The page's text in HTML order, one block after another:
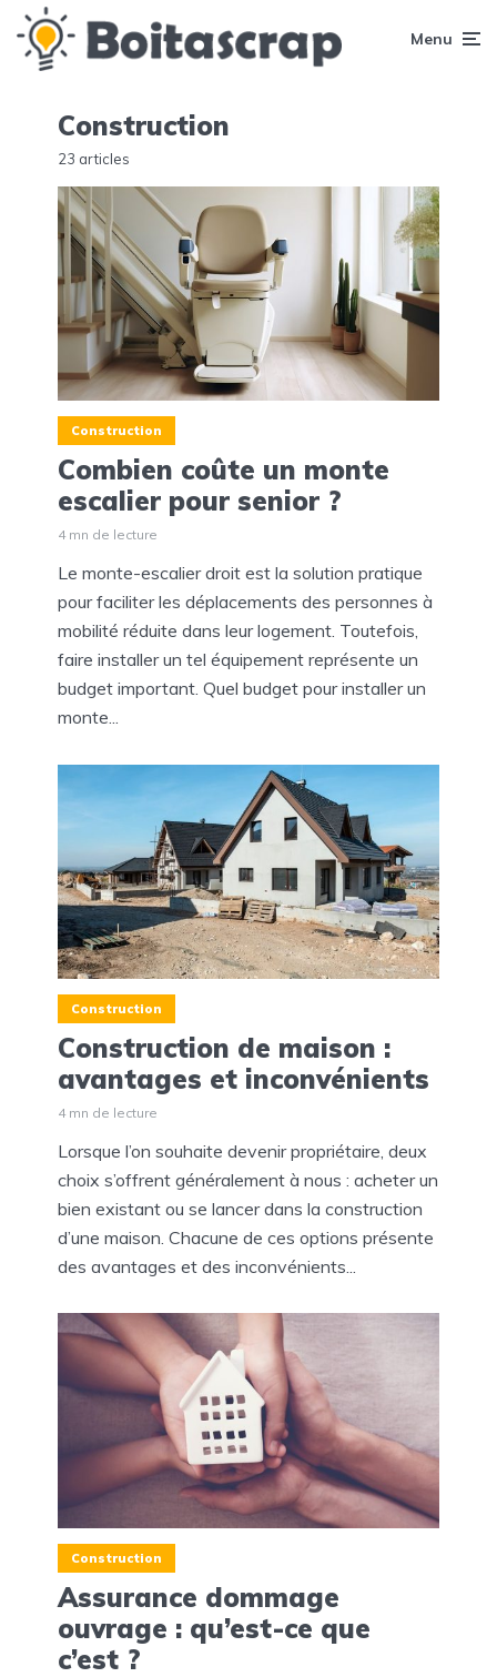
Menu
Construction
23 articles
Construction
Combien coûte un monte
escalier pour senior ?
4 mn de lecture
Le monte-escalier droit est la solution pratique
pour faciliter les déplacements des personnes à
mobilité réduite dans leur logement. Toutefois,
faire installer un tel équipement représente un
budget important. Quel budget pour installer un
monte...
Construction
Construction de maison :
avantages et inconvénients
4 mn de lecture
Lorsque l’on souhaite devenir propriétaire, deux
choix s’offrent généralement à nous : acheter un
bien existant ou se lancer dans la construction
d’une maison. Chacune de ces options présente
des avantages et des inconvénients...
Construction
Assurance dommage
ouvrage : qu’est-ce que
c’est ?